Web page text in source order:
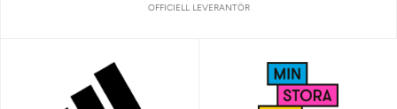
OFFICIELL LEVERANTÖR